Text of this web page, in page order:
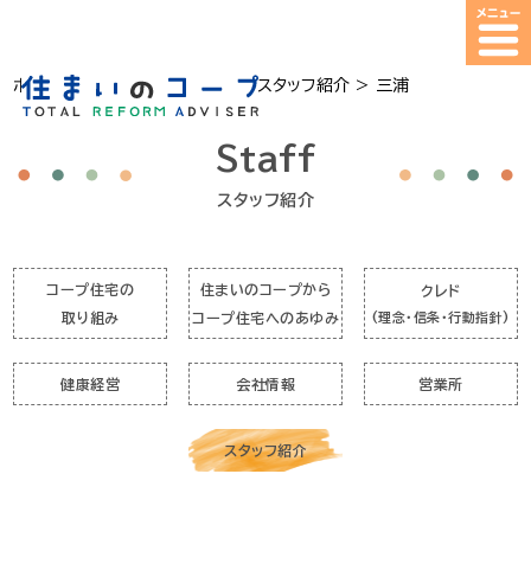
ホーム > コープ住宅について >スタッフ紹介 > 三浦
Staff
スタッフ紹介
コープ住宅の
取り組み
住まいのコープから
コープ住宅へのあゆみ
クレド
(理念・信条・行動指針)
健康経営 会社情報 営業所
スタッフ紹介